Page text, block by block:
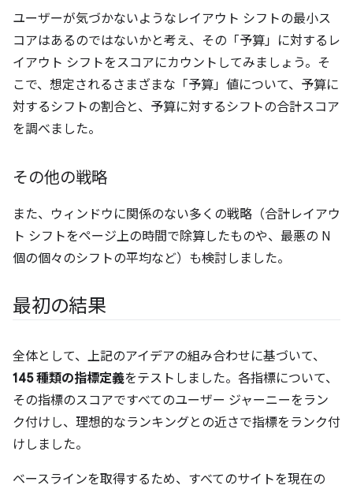
ユーザーが気づかないようなレイアウト シフトの最小ス
コアはあるのではないかと考え、その「予算」に対するレ
イアウト シフトをスコアにカウントしてみましょう。そ
こで、想定されるさまざまな「予算」値について、予算に
対するシフトの割合と、予算に対するシフトの合計スコア
を調べました。
その他の戦略
また、ウィンドウに関係のない多くの戦略（合計レイアウ
ト シフトをページ上の時間で除算したものや、最悪の N
個の個々のシフトの平均など）も検討しました。
最初の結果
全体として、上記のアイデアの組み合わせに基づいて、
145 種類の指標定義をテストしました。各指標について、
その指標のスコアですべてのユーザー ジャーニーをラン
ク付けし、理想的なランキングとの近さで指標をランク付
けしました。
ベースラインを取得するため、すべてのサイトを現在の